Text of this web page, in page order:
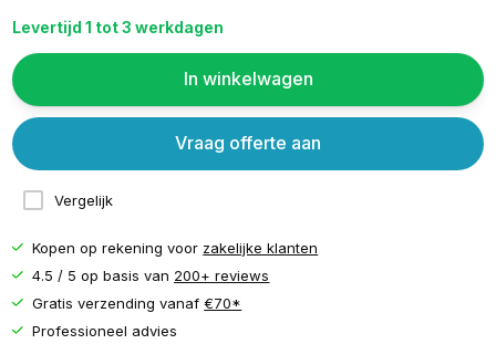
Levertijd 1 tot 3 werkdagen
In winkelwagen
Vergelijk
Vraag offerte aan
Kopen op rekening voor zakelijke klanten
4.5 / 5 op basis van 200+ reviews
Gratis verzending vanaf€70*
Professioneel advies